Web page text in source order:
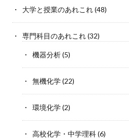
大学と授業のあれこれ(48)
専門科目のあれこれ(32)
機器分析(5)
無機化学(22)
環境化学(2)
高校化学・中学理科(6)